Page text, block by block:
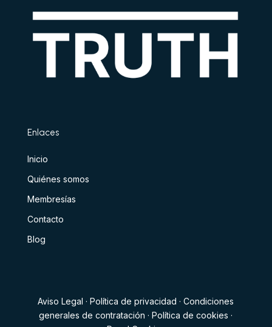
Enlaces
Inicio
Quiénes somos
Membresías
Contacto
Blog
Aviso Legal ·Política de privacidad ·Condiciones
generales de contratación ·Política de cookies ·